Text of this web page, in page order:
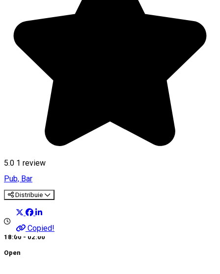
5.0 1 review
Pub, Bar
Distribuie
Copied!
18:00 - 02:00
Open